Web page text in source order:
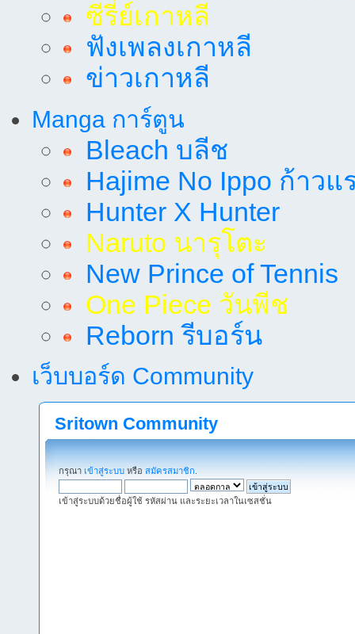
ซีรี่ย์เกาหลี
ฟังเพลงเกาหลี
ข่าวเกาหลี
Manga การ์ตูน
Bleach บลีช
Hajime No Ippo ก้าวแ
Hunter X Hunter
Naruto นารุโตะ
New Prince of Tennis
One Piece วันพีช
Reborn รีบอร์น
เว็บบอร์ด Community
Sritown Community
กรุณา เข้าสู่ระบบ หรือ สมัครสมาชิก
เข้าสู่ระบบด้วยชื่อผู้ใช้ รหัสผ่าน และระยะเวลาในเซสชั่น